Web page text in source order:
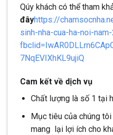
Qúy khách có thể tham
đâyhttps://
sinh-nha-cua-ha-noi-
7NqEVIXhKL9ujiQ
Cam kết về dịch vụ
Chất lượng là số 1 tại
Mục tiêu của chúng
mang lại lợi ích cho